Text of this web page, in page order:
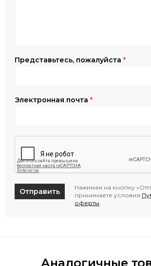
Представьтесь, пожалуйста *
Электронная почта *
Отправить
Нажимая на кнопку
принимаете условия
оферты.
Аналогичные